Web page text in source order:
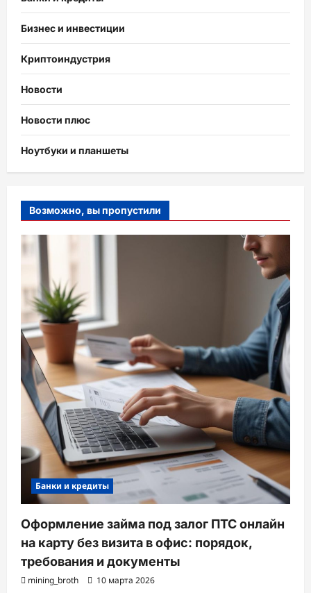
Бизнес и инвестиции
Криптоиндустрия
Новости
Новости плюс
Ноутбуки и планшеты
Возможно, вы пропустили
Банки и кредиты
Оформление займа под залог ПТС онлайн
на карту без визита в офис: порядок,
требования и документы
mining_broth 10 марта 2026